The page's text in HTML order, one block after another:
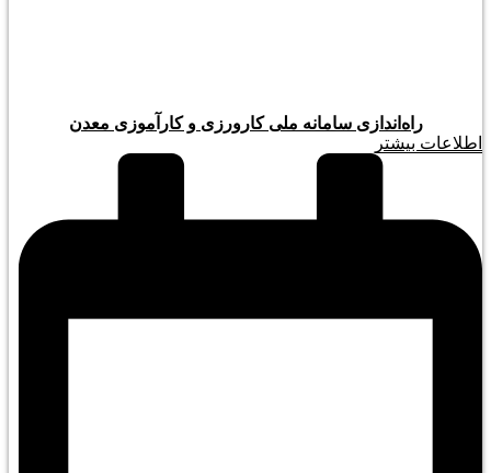
راه‌اندازی سامانه ملی کارورزی و کارآموزی معدن
اطلاعات بیشتر